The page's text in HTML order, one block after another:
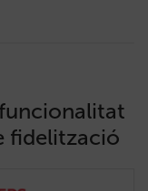
funcionalitat
fidelització